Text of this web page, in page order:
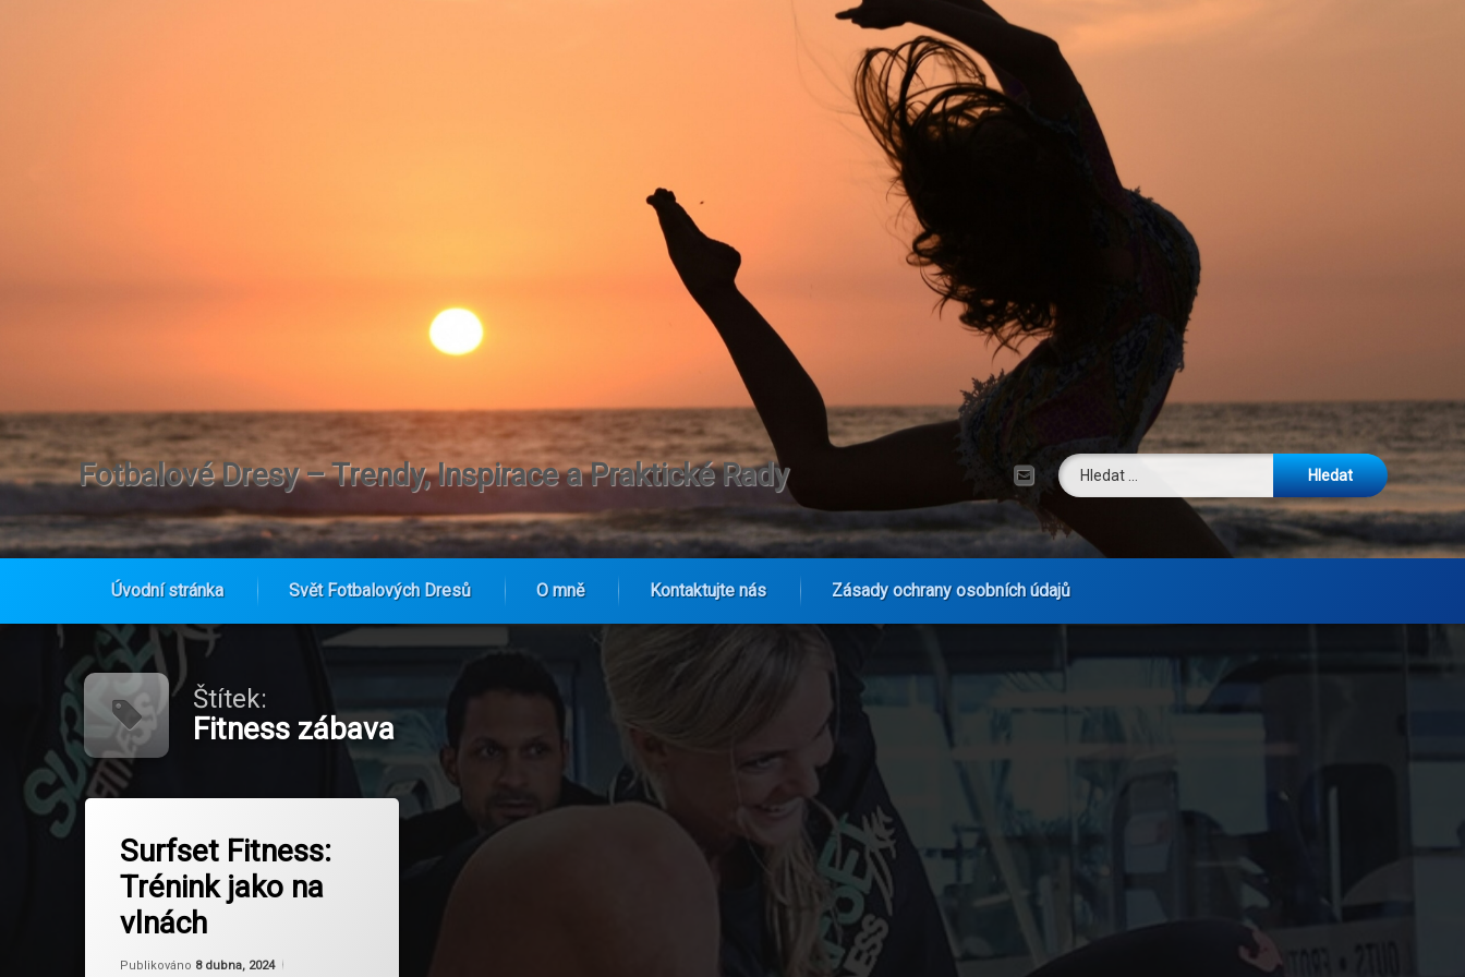
Fotbalové Dresy – Trendy, Inspirace a Praktické Rady Tel: E-mail
Vyhledávání
Úvodní stránka Svět Fotbalových Dresů O mně Kontaktujte nás Zásady ochrany osobních údajů
Štítek:
Fitness zábava
Surfset Fitness:
Trénink jako na
vlnách
Publikováno 8 dubna, 2024
Cvičení na surfu
Fitness trend
na Surfset Fitness: Trénink jako na vlnách